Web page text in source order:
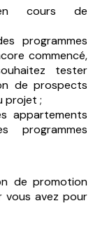
cours de
programmes
commencé,
tester
de prospects
projet ;
appartements
programmes
de promotion
vous avez pour